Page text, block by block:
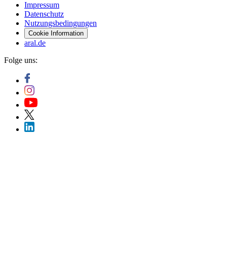
Impressum
Datenschutz
Nutzungsbedingungen
Cookie Information
aral.de
Folge uns: